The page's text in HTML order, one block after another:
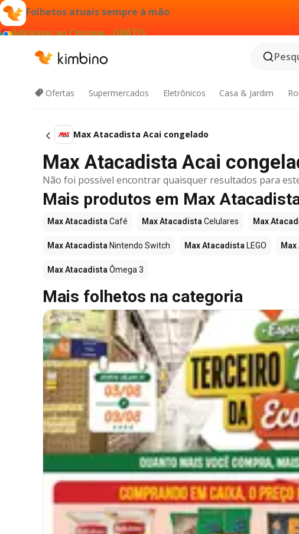
Folhetos atuais sempre à mão
Adicionar ao Chrome - GRÁTIS
Ofertas Supermercados Eletrônicos Casa & Jardim
Max Atacadista Acai congelado
Max Atacadista Acai
Não foi possível encontrar quaisquer resultados para
Mais produtos em Max
Max Atacadista Café Max Atacadista Celulares Max
Max Atacadista Nintendo Switch Max Atacadista LEGO
Max Atacadista Ômega 3
Mais folhetos na categoria